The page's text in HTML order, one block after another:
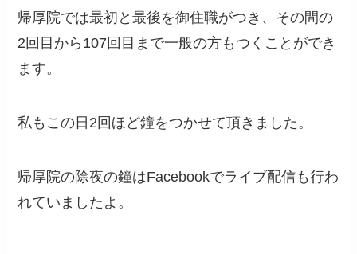
帰厚院では最初と最後を御住職がつき、その間の
2回目から107回目まで一般の方もつくことができ
ます。
私もこの日2回ほど鐘をつかせて頂きました。
帰厚院の除夜の鐘はFacebookでライブ配信も行わ
れていましたよ。